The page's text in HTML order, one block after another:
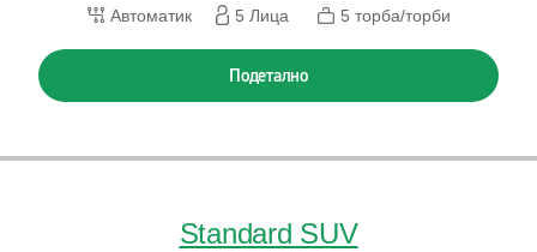
Автоматик 5 Лица 5 торба/торби
Подетално
Standard SUV